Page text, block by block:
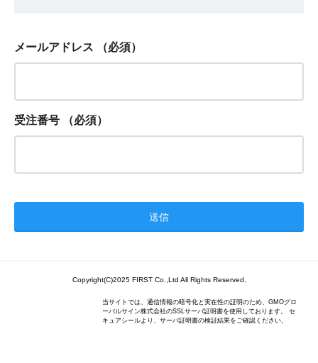
メールアドレス （必須）
受注番号 （必須）
Copyright(C)2025 FIRST Co.,Ltd All Rights Reserved.
当サイトでは、通信情報の暗号化と実在性の証明のため、GMOグロ
ーバルサイン株式会社のSSLサーバ証明書を使用しております。 セ
キュアシールより、サーバ証明書の検証結果をご確認ください。